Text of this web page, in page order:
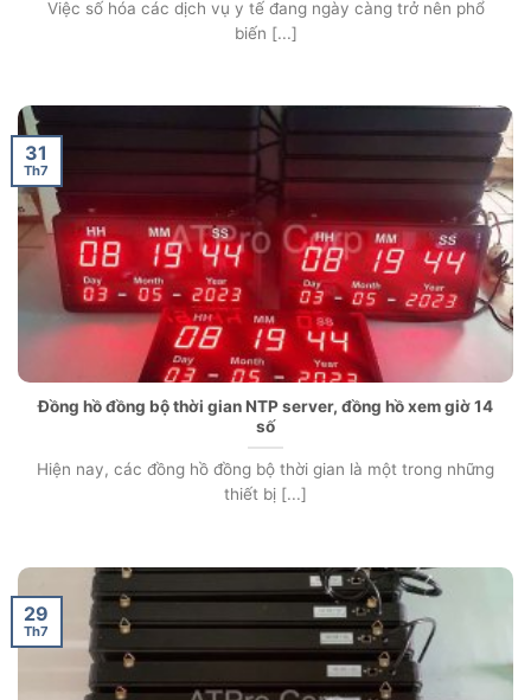
Việc số hóa các dịch vụ y tế đang ngày càng trở nên phổ
biến [...]
Đồng hồ đồng bộ thời gian NTP server, đồng hồ xem giờ 14
số
Hiện nay, các đồng hồ đồng bộ thời gian là một trong những
thiết bị [...]
31
Th7
29
Th7